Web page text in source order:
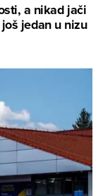
a nikad jači
jedan u nizu